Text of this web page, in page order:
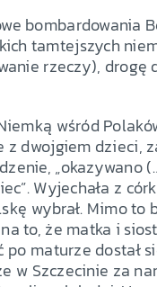
bombardowania
tamtejszych
rzeczy), drogę
wśród
z dwojgiem dzieci,
„okazywano
Wyjechała z
wybrał. Mimo to
to, że matka i
maturze dostał
w Szczecinie za